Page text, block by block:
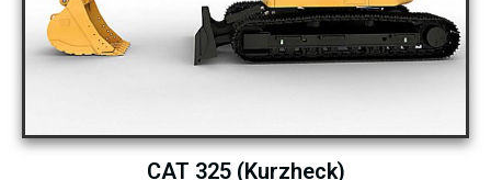
CAT 325 (Kurzheck)